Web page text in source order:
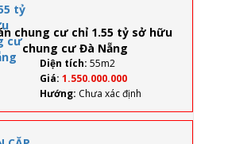
Diện tích: 55m2
Giá: 1.550.000.000
Hướng: Chưa xác định